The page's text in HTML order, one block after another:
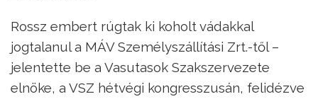
Rossz embert rúgtak ki koholt vádakkal
jogtalanul a MÁV Személyszállítási Zrt.-től –
jelentette be a Vasutasok Szakszervezete
elnöke, a VSZ hétvégi kongresszusán, felidézve